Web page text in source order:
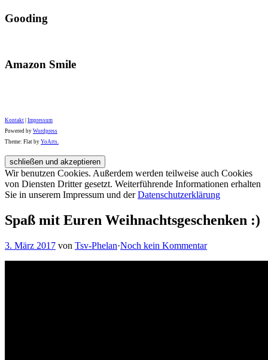
Gooding
Amazon Smile
Kontakt Impressum
Powered by Wordpress
Theme: Flat by YoArts.
Wir benutzen Cookies. Außerdem werden teilweise auch Cookies
von Diensten Dritter gesetzt. Weiterführende Informationen erhalten
Sie in unserem Impressum und derDatenschutzerklärung
Spaß mit Euren Weihnachtsgeschenken :)
3. März 2017 von Tsv-Phelan·Noch kein Kommentar